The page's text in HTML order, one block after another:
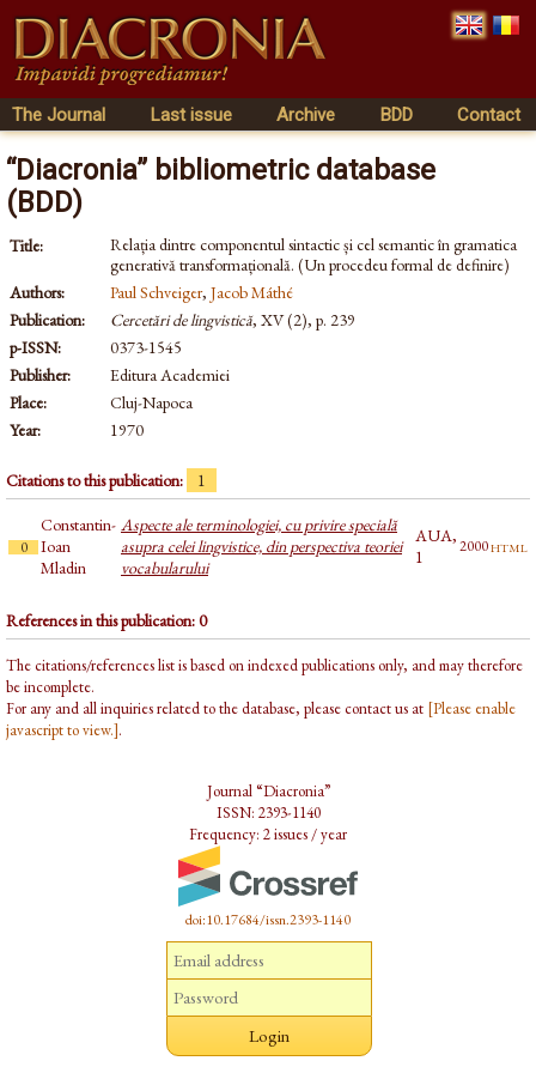
The Journal Last issue Archive BDD Contact
“Diacronia” bibliometric database
(BDD)
Title:
Relația dintre componentul sintactic și cel semantic în gramatica
generativă transformațională. (Un procedeu formal de definire)
Authors:
Paul Schveiger, Jacob Máthé
Publication:
Cercetări de lingvistică, XV (2), p. 239
p-ISSN:
0373-1545
Publisher:
Editura Academiei
Place:
Cluj-Napoca
Year:
1970
Citations to this publication: 1
0
Constantin-
Ioan
Mladin
Aspecte ale terminologiei, cu privire specială
asupra celei lingvistice, din perspectiva teoriei
vocabularului
AUA,
1
2000html
References in this publication: 0
The citations/references list is based on indexed publications only, and may therefore
be incomplete.
For any and all inquiries related to the database, please contact us at [Please enable
javascript to view.].
Journal “Diacronia”
ISSN: 2393-1140
Frequency: 2 issues / year
doi:10.17684/issn.2393-1140